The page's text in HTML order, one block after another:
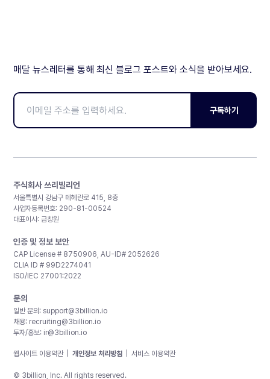
매달 뉴스레터를 통해 최신 블로그 포스트와 소식을 받아보세요.
구독하기
주식회사 쓰리빌리언
서울특별시 강남구 테헤란로 415, 8층
사업자등록번호: 290-81-00524
대표이사: 금창원
인증 및 정보 보안
CAP License # 8750906, AU-ID# 2052626
CLIA ID # 99D2274041
ISO/IEC 27001:2022
문의
일반 문의: support@3billion.io
채용: recruiting@3billion.io
투자/홍보: ir@3billion.io
웹사이트 이용약관 개인정보 처리방침 서비스 이용약관
© 3billion, Inc. All rights reserved.